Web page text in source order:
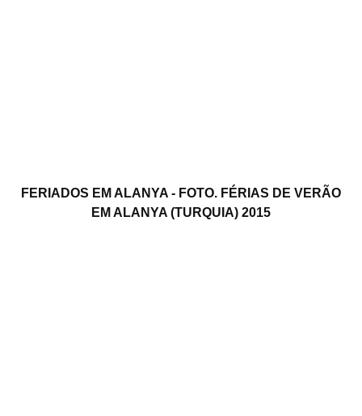
FERIADOS EM ALANYA - FOTO. FÉRIAS DE VERÃO
EM ALANYA (TURQUIA) 2015